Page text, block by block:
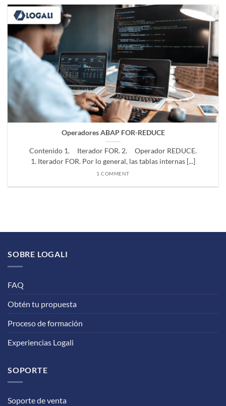
Operadores ABAP FOR-REDUCE
Contenido 1. Iterador FOR. 2. Operador REDUCE.
1. Iterador FOR. Por lo general, las tablas internas [...]
1 COMMENT
SOBRE LOGALI
FAQ
Obtén tu propuesta
Proceso de formación
Experiencias Logali
SOPORTE
Soporte de venta